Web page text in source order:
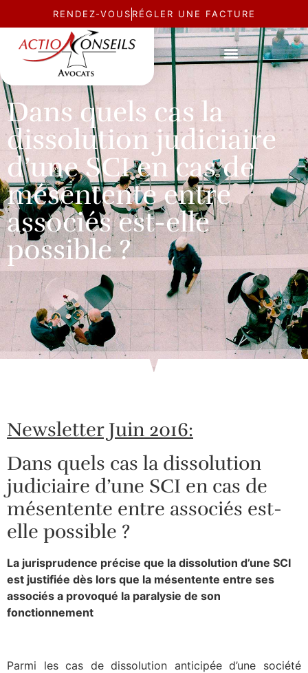
RENDEZ-VOUS RÉGLER UNE FACTURE
ACTUALITÉ
Dans quels cas la
dissolution judiciaire
d’une SCI en cas de
mésentente entre
associés est-elle
possible ?
Newsletter Juin 2016:
Dans quels cas la dissolution
judiciaire d’une SCI en cas de
mésentente entre associés est-
elle possible ?
La jurisprudence précise que la dissolution d’une SCI
est justifiée dès lors que la mésentente entre ses
associés a provoqué la paralysie de son
fonctionnement
Parmi les cas de dissolution anticipée d’une société